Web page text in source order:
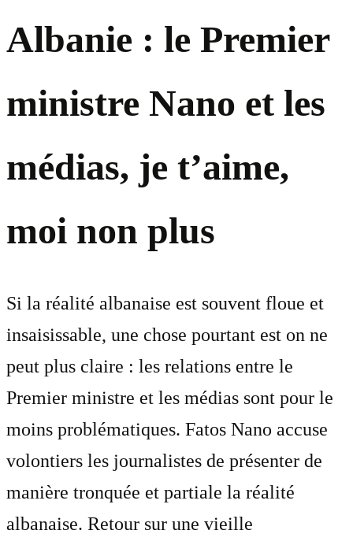
Albanie : le Premier
ministre Nano et les
médias, je t’aime,
moi non plus
Si la réalité albanaise est souvent floue et
insaisissable, une chose pourtant est on ne
peut plus claire : les relations entre le
Premier ministre et les médias sont pour le
moins problématiques. Fatos Nano accuse
volontiers les journalistes de présenter de
manière tronquée et partiale la réalité
albanaise. Retour sur une vieille